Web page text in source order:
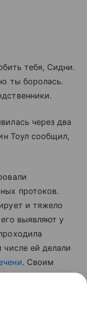
тебя, Сидни.
ты боролась.
через два
Тоул сообщил,
протоков.
и тяжело
выявляют у
числе ей делали
. Своим
делилась в